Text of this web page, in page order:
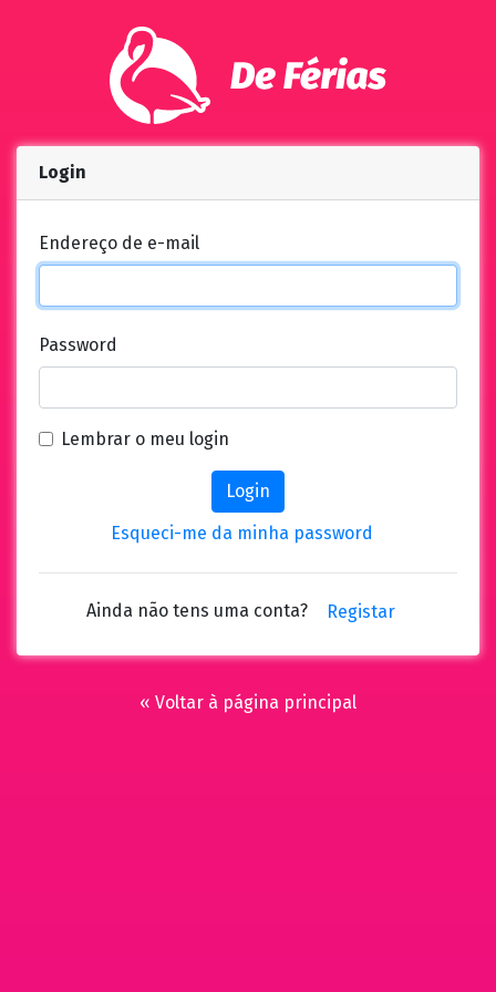
Login
Endereço de e-mail
Password
Lembrar o meu login
Login
Esqueci-me da minha password
Ainda não tens uma conta? Registar
« Voltar à página principal